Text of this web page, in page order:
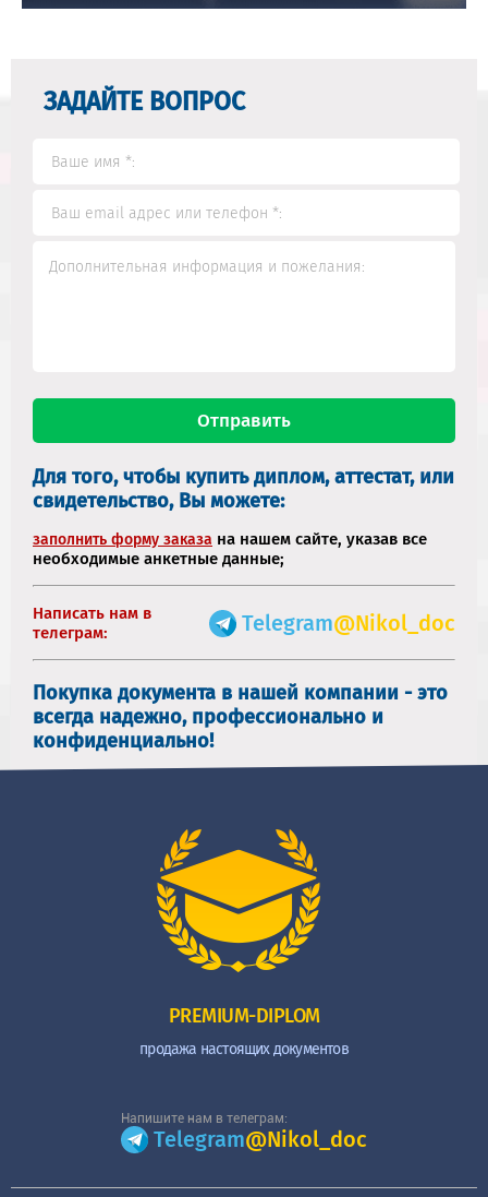
ЗАДАЙТЕ ВОПРОС
Для того, чтобы купить диплом, аттестат, или
свидетельство, Вы можете:
заполнить форму заказа на нашем сайте, указав все
необходимые анкетные данные;
Написать нам в
телеграм:
Telegram@Nikol_doc
Покупка документа в нашей компании - это
всегда надежно, профессионально и
конфиденциально!
PREMIUM-DIPLOM
продажа настоящих документов
Напишите нам в телеграм:
Telegram@Nikol_doc